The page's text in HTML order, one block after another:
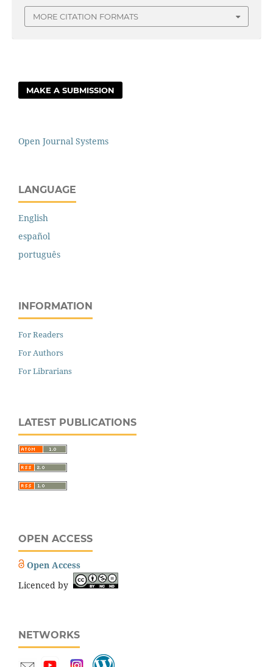
MORE CITATION FORMATS
MAKE A SUBMISSION
Open Journal Systems
LANGUAGE
English
español
português
INFORMATION
For Readers
For Authors
For Librarians
LATEST PUBLICATIONS
OPEN ACCESS
Open Access
Licenced by
NETWORKS